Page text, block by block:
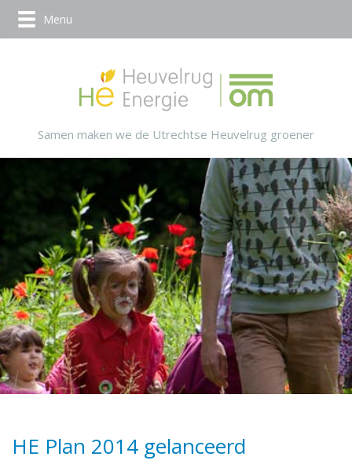
Menu
Samen maken we de Utrechtse Heuvelrug groener
HE Plan 2014 gelanceerd